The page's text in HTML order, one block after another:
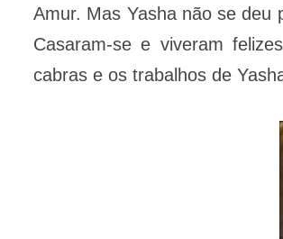
Amur. Mas Yasha não se deu
Casaram-se e viveram
cabras e os trabalhos de